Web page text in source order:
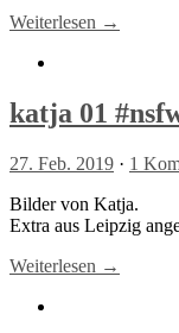
Weiterlesen →
katja 01
27. Feb. 2019 · 1
Bilder von Katja.
Extra aus Leipzig
Weiterlesen →